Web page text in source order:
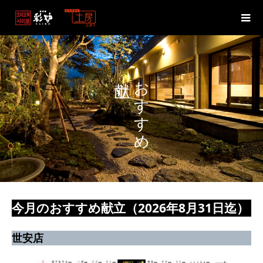
おすすめ
今月のおすすめ献立（2026年8月31日迄）
世安店